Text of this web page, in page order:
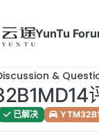
YunTu
&
已解决